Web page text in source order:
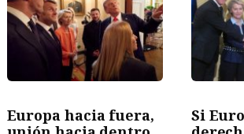
Europa hacia fuera,
Si